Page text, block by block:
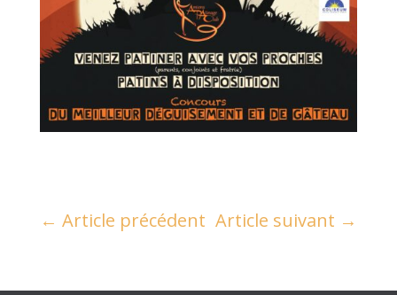
← Article précédent Article suivant →